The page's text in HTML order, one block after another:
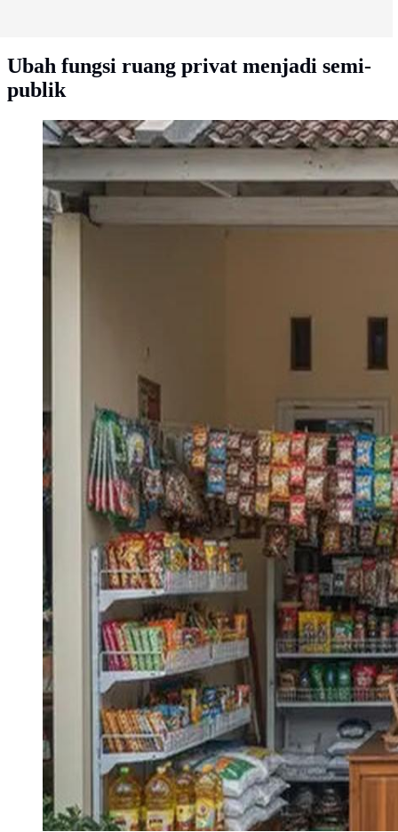
Ubah fungsi ruang privat menjadi semi-
publik